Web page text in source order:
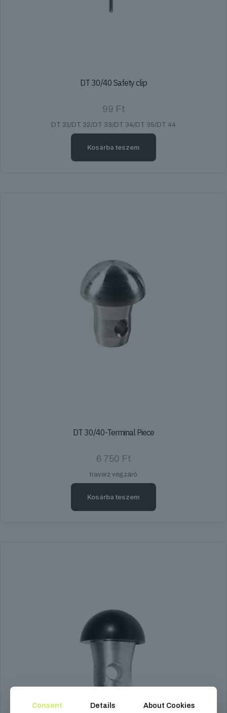
DT 30/40 Safety clip
99 Ft
DT 31/DT 32/DT 33/DT 34/DT 35/DT 44
Kosárba teszem
DT 30/40-Terminal Piece
6 750 Ft
traverz végzáró
Kosárba teszem
Consent Details About Cookies